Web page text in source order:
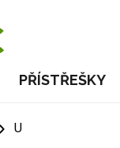
PŘÍSTŘEŠKY
U